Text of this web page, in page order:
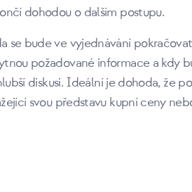
dohodou o dalším postupu.
se bude ve vyjednávání
požadované informace a kdy
diskusi. Ideální je dohoda, že
svou představu kupní ceny